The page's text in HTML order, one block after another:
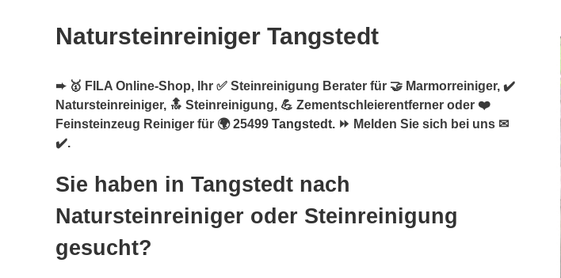
Natursteinreiniger Tangstedt
➨ 🥇 FILA Online-Shop, Ihr ✅ Steinreinigung Berater für 🤝 Marmorreiniger, ✔️
Natursteinreiniger, 🔝 Steinreinigung, 💪 Zementschleierentferner oder ❤️
Feinsteinzeug Reiniger für 🌍 25499 Tangstedt. ⏩ Melden Sie sich bei uns ✉
✔️.
Sie haben in Tangstedt nach
Natursteinreiniger oder Steinreinigung
gesucht?